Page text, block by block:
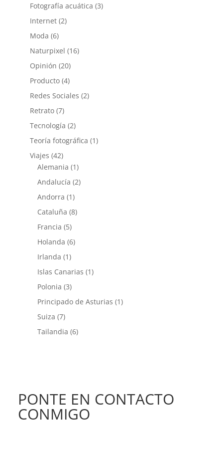
Fotografía acuática (3)
Internet(2)
Moda (6)
Naturpixel (16)
Opinión (20)
Producto(4)
Redes Sociales (2)
Retrato(7)
Tecnología (2)
Teoría fotográfica (1)
Viajes (42)
Alemania (1)
Andalucía (2)
Andorra (1)
Cataluña (8)
Francia (5)
Holanda (6)
Irlanda (1)
Islas Canarias (1)
Polonia (3)
Principado de Asturias (1)
Suiza (7)
Tailandia (6)
PONTE EN CONTACTO
CONMIGO